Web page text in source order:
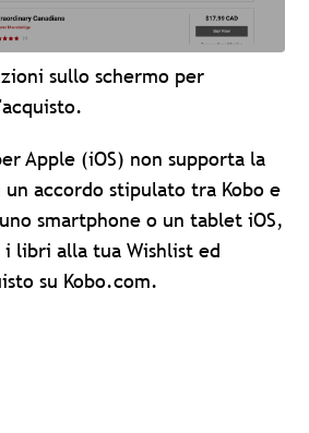
sullo schermo per
Apple (iOS) non supporta la
un accordo stipulato tra Kobo e
smartphone o un tablet iOS,
i libri alla tua Wishlist ed
su Kobo.com.